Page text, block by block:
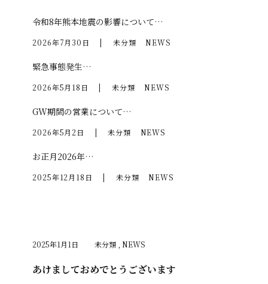
2025年1月1日 未分類 ,NEWS
あけましておめでとうございます
令和8年熊本地震の影響について…
2026年7月30日 |未分類 NEWS
緊急事態発生…
2026年5月18日 |未分類 NEWS
GW期間の営業について…
2026年5月2日 |未分類 NEWS
お正月2026年…
2025年12月18日 | 未分類 NEWS